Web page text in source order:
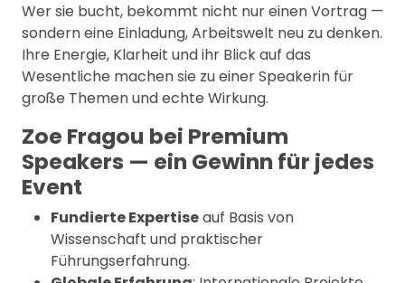
Wer sie bucht, bekommt nicht nur einen Vortrag —
sondern eine Einladung, Arbeitswelt neu zu denken.
Ihre Energie, Klarheit und ihr Blick auf das
Wesentliche machen sie zu einer Speakerin für
große Themen und echte Wirkung.
Zoe Fragou bei Premium
Speakers — ein Gewinn für jedes
Event
Fundierte Expertiseauf Basis von
Wissenschaft und praktischer
Führungserfahrung.